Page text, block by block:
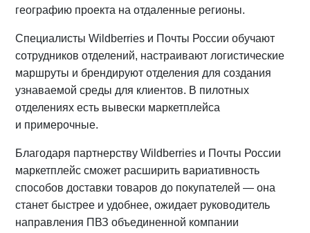
географию проекта на отдаленные регионы.
Специалисты Wildberries и Почты России обучают
сотрудников отделений, настраивают логистические
маршруты и брендируют отделения для создания
узнаваемой среды для клиентов. В пилотных
отделениях есть вывески маркетплейса
и примерочные.
Благодаря партнерству Wildberries и Почты России
маркетплейс сможет расширить вариативность
способов доставки товаров до покупателей — она
станет быстрее и удобнее, ожидает руководитель
направления ПВЗ объединенной компании